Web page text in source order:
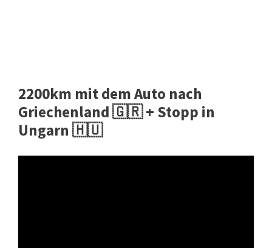
2200km mit dem Auto nach
Griechenland 🇬🇷 + Stopp in
Ungarn 🇭🇺